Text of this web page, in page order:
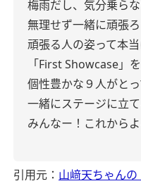
梅雨だし、気分乗ら
無理せず一緒に頑張ろ
頑張る人の姿って本当
「First Showcase」
個性豊かな９人がと
一緒にステージに立
みんなー！これから
引用元： 山﨑天ちゃん